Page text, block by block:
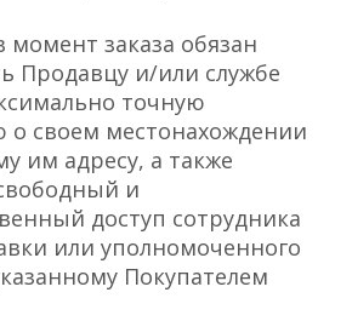
момент заказа обязан
Продавцу и/или службе
точную
своем местонахождении
им адресу, а также
и
доступ сотрудника
или уполномоченного
Покупателем